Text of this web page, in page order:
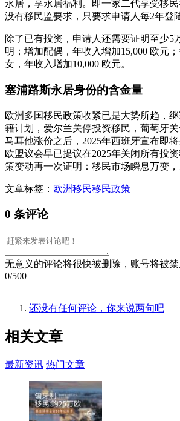
永居，享永居福利。即一家二代享受移
没有移民监要求，只要求申请人每2年登
除了已有投资，申请人还需要证明至少5
明；增加配偶，年收入增加15,000 欧元
女，年收入增加10,000 欧元。
塞浦路斯永居身份的含金量
欧洲多国移民政策收紧已是大势所趋，
籍计划，爱尔兰关停投资移民，葡萄牙关
马耳他涨价之后，2025年西班牙宣布即将
欧盟议会早已提议在2025年关闭所有投
策变动再一次证明：移民市场瞬息万变，
文章标签： 欧洲移民移民政策
0 条评论
无意义的评论将很快被删除，账号将被禁
0/500
还没有任何评论，你来说两句吧
相关文章
最新资讯 热门文章